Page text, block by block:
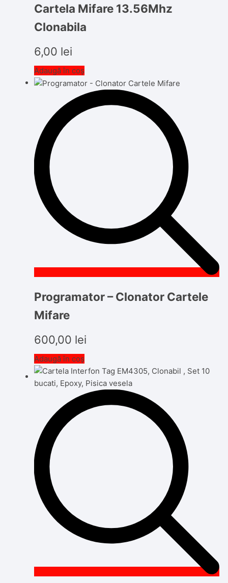
Cartela Mifare 13.56Mhz
Clonabila
6,00 lei
Adaugă în coș
Programator – Clonator Cartele
Mifare
600,00 lei
Adaugă în coș